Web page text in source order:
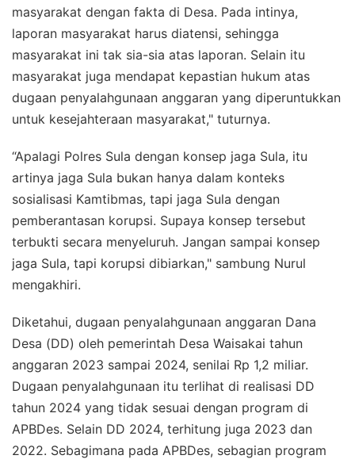
masyarakat dengan fakta di Desa. Pada intinya,
laporan masyarakat harus diatensi, sehingga
masyarakat ini tak sia-sia atas laporan. Selain itu
masyarakat juga mendapat kepastian hukum atas
dugaan penyalahgunaan anggaran yang diperuntukkan
untuk kesejahteraan masyarakat," tuturnya.
“Apalagi Polres Sula dengan konsep jaga Sula, itu
artinya jaga Sula bukan hanya dalam konteks
sosialisasi Kamtibmas, tapi jaga Sula dengan
pemberantasan korupsi. Supaya konsep tersebut
terbukti secara menyeluruh. Jangan sampai konsep
jaga Sula, tapi korupsi dibiarkan," sambung Nurul
mengakhiri.
Diketahui, dugaan penyalahgunaan anggaran Dana
Desa (DD) oleh pemerintah Desa Waisakai tahun
anggaran 2023 sampai 2024, senilai Rp 1,2 miliar.
Dugaan penyalahgunaan itu terlihat di realisasi DD
tahun 2024 yang tidak sesuai dengan program di
APBDes. Selain DD 2024, terhitung juga 2023 dan
2022. Sebagimana pada APBDes, sebagian program